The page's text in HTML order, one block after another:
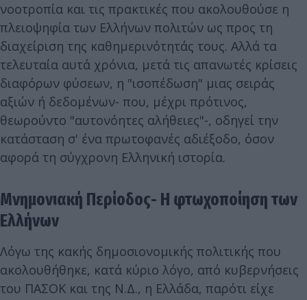
νοοτροπία και τις πρακτικές που ακολουθούσε η
πλειοψηφία των Ελλήνων πολιτών ως προς τη
διαχείριση της καθημερινότητάς τους. Αλλά τα
τελευταία αυτά χρόνια, μετά τις απανωτές κρίσεις
διαφόρων φύσεων, η "ισοπέδωση" μιας σειράς
αξιών ή δεδομένων- που, μέχρι πρότινος,
θεωρούντο "αυτονόητες αλήθειες"-, οδηγεί την
κατάσταση σ' ένα πρωτοφανές αδιέξοδο, όσον
αφορά τη σύγχρονη Ελληνική ιστορία.
Μνημονιακή Περίοδος- Η φτωχοποίηση των
Ελλήνων
Λόγω της κακής δημοσιονομικής πολιτικής που
ακολουθήθηκε, κατά κύριο λόγο, από κυβερνήσεις
του ΠΑΣΟΚ και της Ν.Δ., η Ελλάδα, παρότι είχε